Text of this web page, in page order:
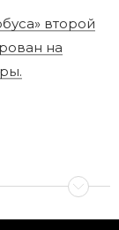
второй
на